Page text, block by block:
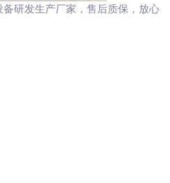
研发生产厂家，售后质保，放心